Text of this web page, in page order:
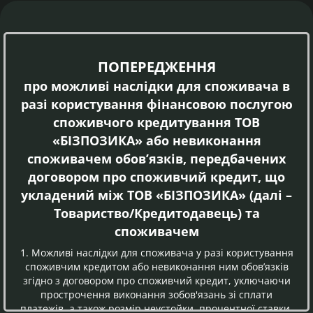
ПОПЕРЕДЖЕННЯ
про можливі наслідки для споживача в
разі користування фінансовою послугою
споживчого кредитування ТОВ
«БІЗПОЗИКА» або невиконання
споживачем обов’язків, передбачених
договором про споживчий кредит, що
укладений між ТОВ «БІЗПОЗИКА» (далі –
Товариство/Кредитодавець) та
споживачем
1. Можливі наслідки для споживача у разі користування
споживчим кредитом або невиконання ним обов’язків
згідно з договором про споживчий кредит, уключаючи
прострочення виконання зобов'язань зі сплати
платежів, а також розмір неустойки, процентної ставки,